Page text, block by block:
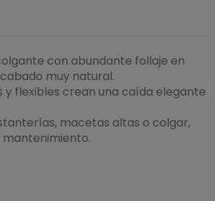
con abundante follaje en
muy natural.
y flexibles crean una caída elegante
macetas altas o colgar,
mantenimiento.